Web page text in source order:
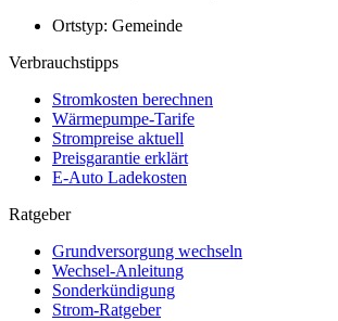
Ortstyp: Gemeinde
Verbrauchstipps
Stromkosten berechnen
Wärmepumpe-Tarife
Strompreise aktuell
Preisgarantie erklärt
E-Auto Ladekosten
Ratgeber
Grundversorgung wechseln
Wechsel-Anleitung
Sonderkündigung
Strom-Ratgeber